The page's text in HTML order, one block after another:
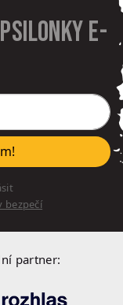
e-
bezpečí
partner: